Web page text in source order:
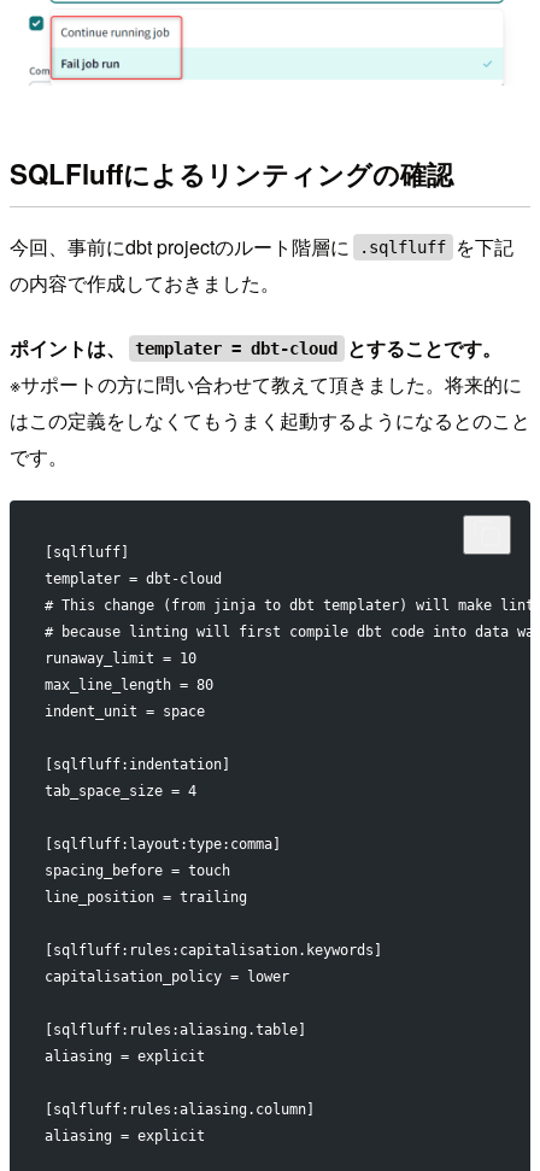
SQLFluffによるリンティングの確認
今回、事前にdbt projectのルート階層に .sqlfluff
を下記
の内容で作成しておきました。
ポイントは、 templater = dbt-cloud
とすることです。
※サポートの方に問い合わせて教えて頂きました。将来的に
はこの定義をしなくてもうまく起動するようになるとのこと
です。
[sqlfluff]
templater = dbt-cloud
# This change (from jinja to dbt templater) will make
# because linting will first compile dbt code into data
runaway_limit = 10
max_line_length = 80
indent_unit = space
[sqlfluff:indentation]
tab_space_size = 4
[sqlfluff:layout:type:comma]
spacing_before = touch
line_position = trailing
[sqlfluff:rules:capitalisation.keywords]
capitalisation_policy = lower
[sqlfluff:rules:aliasing.table]
aliasing = explicit
[sqlfluff:rules:aliasing.column]
aliasing = explicit